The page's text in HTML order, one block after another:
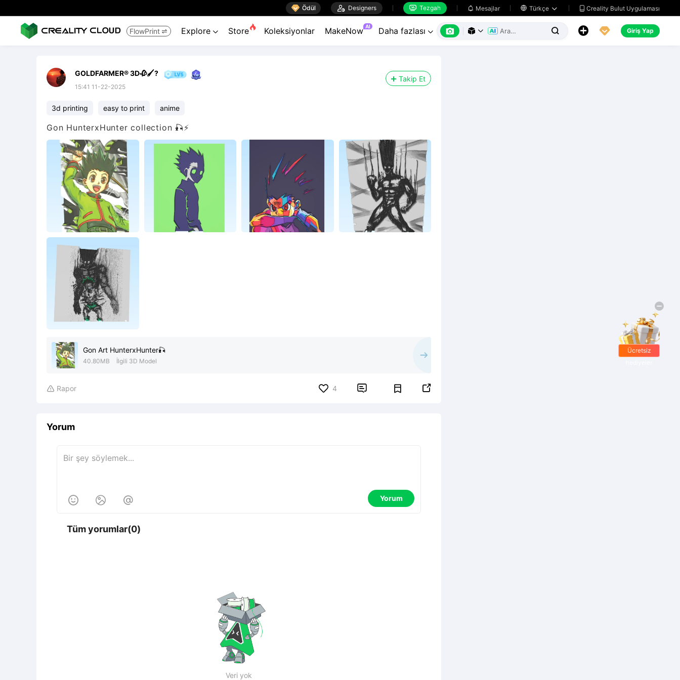
 Ödül  Designers  Tezgah  Mesajlar  Türkçe   Creality Bulut Uygulaması
FlowPrint  Explore  Store Koleksiyonlar MakeNow AI Daha fazlası        Giriş Yap
GOLDFARMER® 3D🥀🖌️?
15:41 11-22-2025
Takip Et
3d printing easy to print anime
Gon HunterxHunter collection 🎣⚡
Gon Art HunterxHunter🎣
40.80MB İlgili 3D Model
 Rapor 4  
Yorum
   Yorum
Tüm yorumlar(0)
Veri yok
Ücretsiz